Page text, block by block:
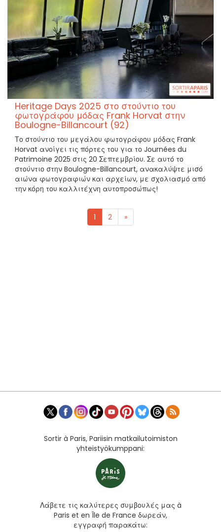
Heritage Days 2025 στο στούντιο του
φωτογράφου μόδας Frank Horvat στην
Boulogne-Billancourt (92)
Το στούντιο του μεγάλου φωτογράφου μόδας Frank
Horvat ανοίγει τις πόρτες του για το Journées du
Patrimoine 2025 στις 20 Σεπτεμβρίου. Σε αυτό το
στούντιο στην Boulogne-Billancourt, ανακαλύψτε μισό
αιώνα φωτογραφιών και αρχείων, με σχολιασμό από
την κόρη του καλλιτέχνη αυτοπροσώπως!
1 2 »
Sortir à Paris, Pariisin matkailutoimiston
yhteistyökumppani:
Λάβετε τις καλύτερες συμβουλές μας à
Paris et en Île de France δωρεάν,
εγγραφή παρακάτω: